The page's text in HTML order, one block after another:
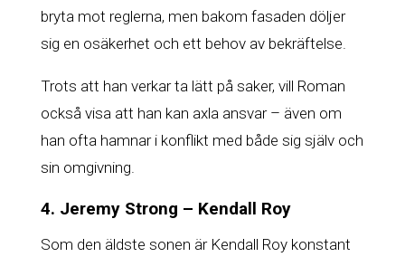
bryta mot reglerna, men bakom fasaden döljer
sig en osäkerhet och ett behov av bekräftelse.
Trots att han verkar ta lätt på saker, vill Roman
också visa att han kan axla ansvar – även om
han ofta hamnar i konflikt med både sig själv och
sin omgivning.
4. Jeremy Strong – Kendall Roy
Som den äldste sonen är Kendall Roy konstant